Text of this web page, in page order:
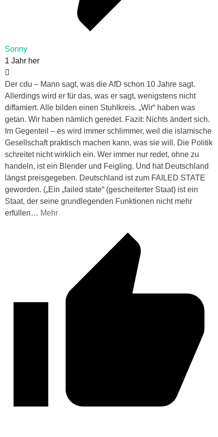
Sonny
1 Jahr her
Der cdu – Mann sagt, was die AfD schon 10 Jahre sagt.
Allerdings wird er für das, was er sagt, wenigstens nicht
diffamiert. Alle bilden einen Stuhlkreis. „Wir“ haben was
getan. Wir haben nämlich geredet. Fazit: Nichts ändert sich.
Im Gegenteil – es wird immer schlimmer, weil die islamische
Gesellschaft praktisch machen kann, was sie will. Die Politik
schreitet nicht wirklich ein. Wer immer nur redet, ohne zu
handeln, ist ein Blender und Feigling. Und hat Deutschland
längst preisgegeben. Deutschland ist zum FAILED STATE
geworden. („Ein „failed state“ (gescheiterter Staat) ist ein
Staat, der seine grundlegenden Funktionen nicht mehr
erfüllen… Mehr